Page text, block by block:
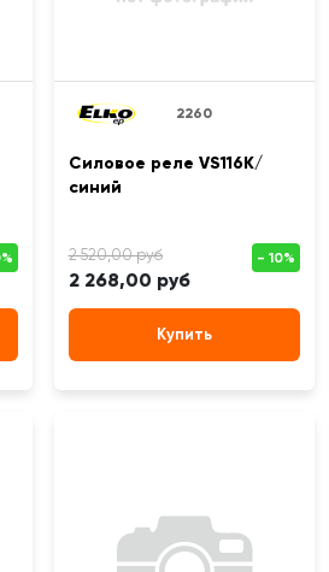
2260
Силовое реле VS116K/
синий
2 268,00 руб
Купить